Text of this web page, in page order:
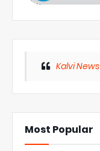
Kalvi News
Most Popular